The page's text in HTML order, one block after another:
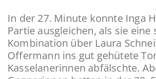
In der 27. Minute konnte Inga
Partie ausgleichen, als sie eine
Kombination über Laura
Offermann ins gut gehütete
Kasselanerinnen abfälschte.